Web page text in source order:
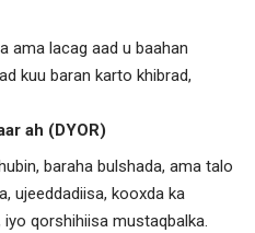
ama lacag aad u baahan
kuu baran karto khibrad,
ah (DYOR)
baraha bulshada, ama talo
ujeeddadiisa, kooxda ka
qorshihiisa mustaqbalka.